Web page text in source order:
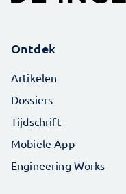
Ontdek
Artikelen
Dossiers
Tijdschrift
Mobiele App
Engineering Works